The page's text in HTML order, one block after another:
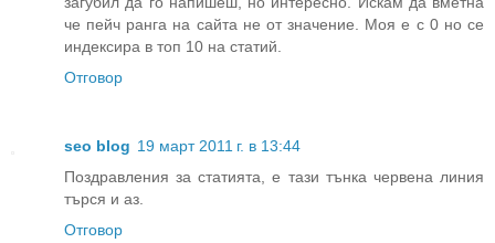
че пейч ранга на сайта не от значение. Моя е с 0 но се
индексира в топ 10 на статий.
Отговор
seo blog 19 март 2011 г. в 13:44
Поздравления за статията, е тази тънка червена линия
търся и аз.
Отговор